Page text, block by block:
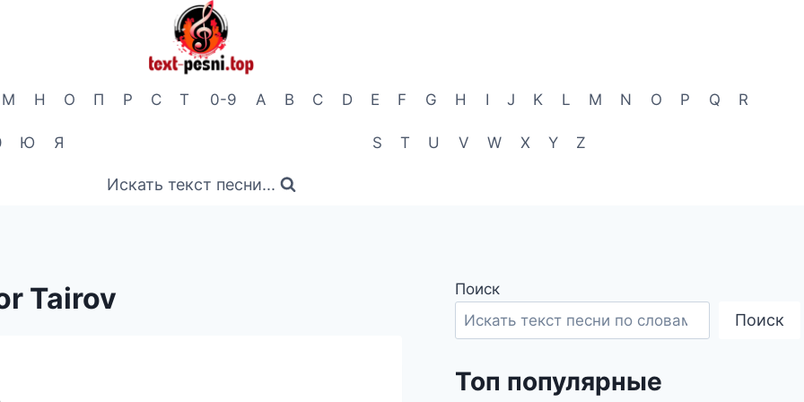
М Н О П Р С Т
Ю Я
0-9 A B C D E F G H I J K L M N O P Q R
S T U V W X Y Z
Искать текст песни...
Tairov Поиск
Поиск
Топ популярные